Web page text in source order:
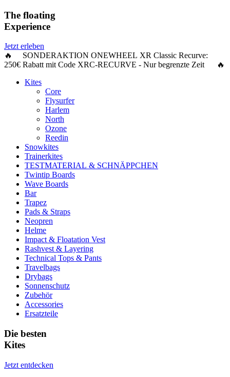
The floating
Experience
Jetzt erleben
🔥 SONDERAKTION ONEWHEEL XR Classic Recurve:
250€ Rabattmit Code XRC-RECURVE - Nur begrenzte Zeit 🔥
Kites
Core
Flysurfer
Harlem
North
Ozone
Reedin
Snowkites
Trainerkites
TESTMATERIAL & SCHNÄPPCHEN
Twintip Boards
Wave Boards
Bar
Trapez
Pads & Straps
Neopren
Helme
Impact & Floatation Vest
Rashvest & Layering
Technical Tops & Pants
Travelbags
Drybags
Sonnenschutz
Zubehör
Accessories
Ersatzteile
Die besten
Kites
Jetzt entdecken